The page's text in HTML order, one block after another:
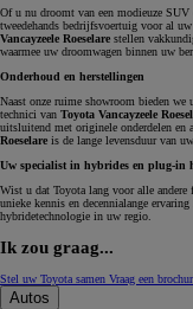
Of u nu droomt van een modieuze SUV
tweedehands bedrijfsvoertuig voor al
Vancayzeele Roeselare stellen
waarmee uw droomwagen binnen uw
Onderhoud en herstellingen
Naast onze ruime showroom bieden
technici van Toyota Vancayzeele
uitsluitend met originele onderdelen en
Roeselare is de lange levensduur van
Uw specialist in hybrides en plug-in
Wist u dat Toyota lang voor alle andere
unieke kennis en decennialange ervaring
hybridetechnologie in uw regio.
Ik zou graag...
Stel uw Toyota samen Vraag een
Autos